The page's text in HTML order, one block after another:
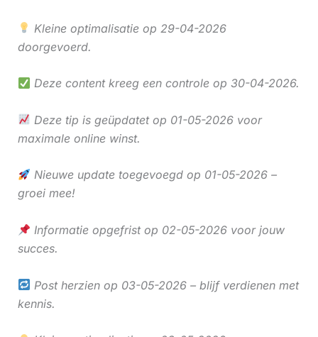
Kleine optimalisatie op 29-04-2026
doorgevoerd.
Deze content kreeg een controle op 30-04-2026.
Deze tip is geüpdatet op 01-05-2026 voor
maximale online winst.
Nieuwe update toegevoegd op 01-05-2026 –
groei mee!
Informatie opgefrist op 02-05-2026 voor jouw
succes.
Post herzien op 03-05-2026 – blijf verdienen met
kennis.